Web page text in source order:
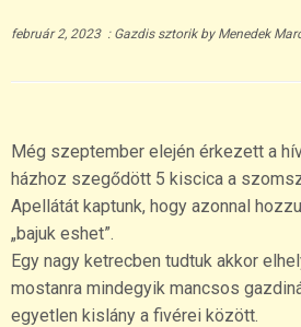
február 2, 2023: Gazdis sztorik by Menedek
Még szeptember elején érkezett a
házhoz szegődött 5 kiscica a
Apellátát kaptunk, hogy azonnal
„bajuk eshet”.
Egy nagy ketrecben tudtuk akkor
mostanra mindegyik mancsos
egyetlen kislány a fivérei között.